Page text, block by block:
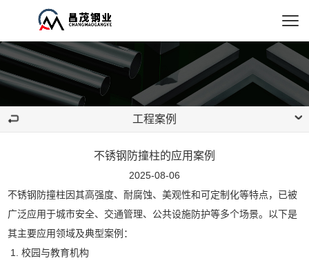
工程案例
不锈钢防撞柱的应用案例
2025-08-06
不锈钢防撞柱因其高强度、耐腐蚀、美观性和可定制化等特点，已被
广泛应用于城市安全、交通管理、公共设施防护等多个场景。以下是
其主要应用领域及典型案例：
1. 校园与教育机构